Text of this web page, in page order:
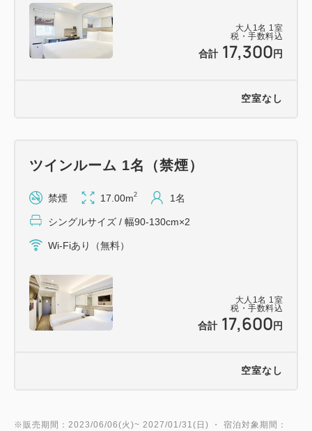
出入口は２３時より翌朝６時までは自動で施錠され、
ご宿泊のお客様以外は入館できません。
ご宿泊のお客様は、カードキーで解錠できます。
◆全室Wi-Fi無料・コインランドリーあり◆
15：00／12：00
【交通アクセス】
・札幌市営地下鉄 東豊線 豊水すすきの駅６番出口
／1泊
大人 1 名 1 室
税・手数料込
合計 17,300 円
空室なし
大人 1 名 1 室
税・手数料込
合計 17,600 円
ツインルーム 1名（禁煙）
禁煙 17.00m2 1名
シングルサイズ / 幅90-130cm×2
Wi-Fiあり（無料）
空室なし
※販売期間：2023/06/06(火)~ 2027/01/31(日) ・ 宿泊対象期間：